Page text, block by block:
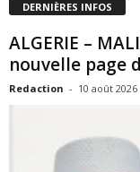
DERNIÈRES INFOS
ALGERIE –
nouvelle page
Redaction - 10 août 2026